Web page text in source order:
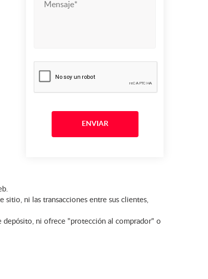
sitio, ni las transacciones entre sus clientes,
depósito, ni ofrece "protección al comprador" o